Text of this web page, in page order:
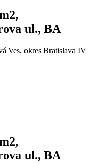
ul., BA
Ves, okres Bratislava IV
ul., BA